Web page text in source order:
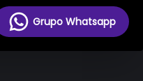
Grupo Whatsapp